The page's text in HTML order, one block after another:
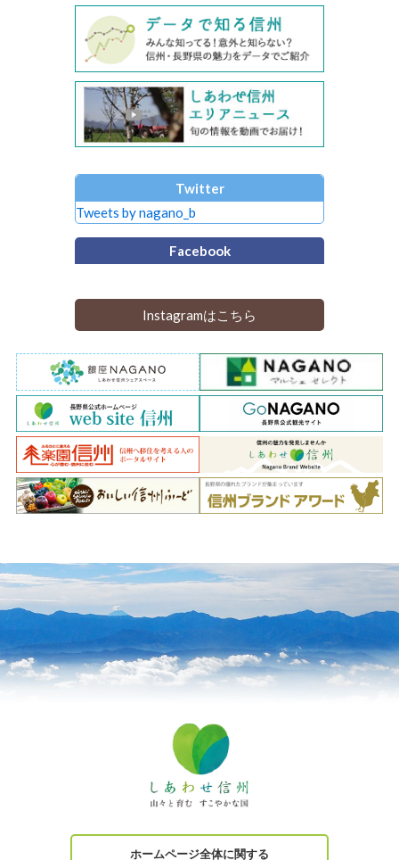
Twitter
Tweets by nagano_b
Facebook
Instagramはこちら
ホームページ全体に関する